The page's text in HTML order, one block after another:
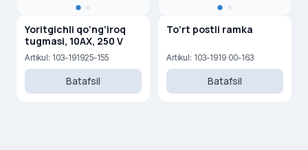
Yoritgichli qo‘ng‘iroq
tugmasi, 10AX, 250 V
Artikul: 103-191925-155
Batafsil
To‘rt postli ramka
Artikul: 103-1919 00-163
Batafsil